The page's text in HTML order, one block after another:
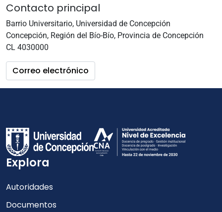
Contacto principal
Barrio Universitario, Universidad de Concepción
Concepción, Región del Bío-Bío, Provincia de Concepción
CL 4030000
Correo electrónico
Explora
Autoridades
Documentos